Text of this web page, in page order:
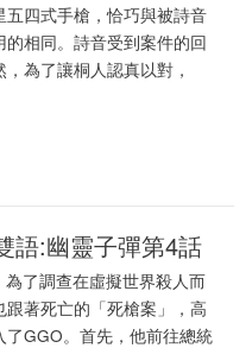
五四式手槍，恰巧與被詩音
相同。詩音受到案件的回
為了讓桐人認真以對，
語:幽靈子彈第4話
了調查在虛擬世界殺人而
著死亡的「死槍案」，高
了GGO。首先，他前往總統